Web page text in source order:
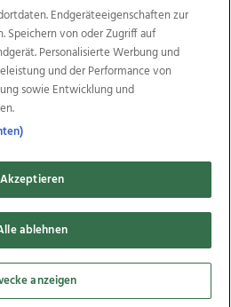
Medienhauses Wimmer
OÖNow
Ischler Woche
OÖN Immobilien
Reise
Promenaden Galerien
wasistlos.at
Zeitungs GmbH & Co KG
by11x11.net
bearbeiten
Endgeräteeigenschaften zur
Speichern von oder Zugriff auf
Personalisierte Werbung und
und der Performance von
sowie Entwicklung und
Akzeptieren
ablehnen
anzeigen